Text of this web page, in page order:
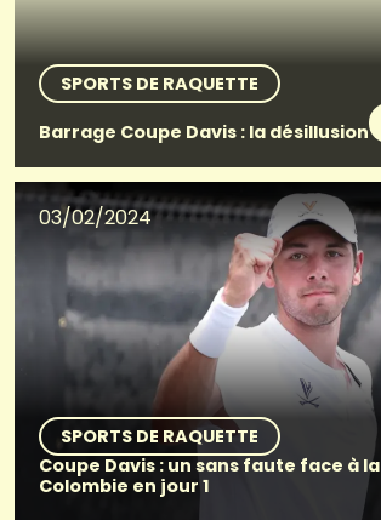
SPORTS DE RAQUETTE
Barrage Coupe Davis : la désillusion
03/02/2024
SPORTS DE RAQUETTE
Coupe Davis : un sans faute face à la
Colombie en jour 1